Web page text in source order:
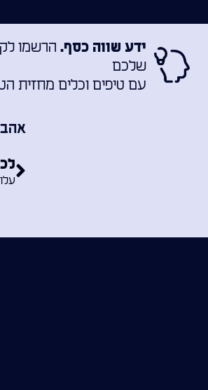
ידע שווה כסף. הרשמו
שלכם
עם טיפים וכלים מחזית